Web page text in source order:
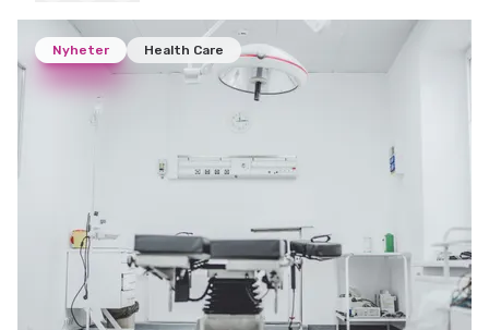
Nyheter Health Care